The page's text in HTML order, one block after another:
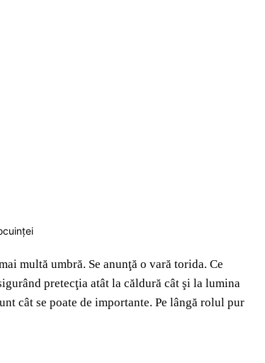
multă umbră. Se anunţă o vară torida. Ce
pretecţia atât la căldură cât şi la lumina
cât se poate de importante. Pe lângă rolul pur